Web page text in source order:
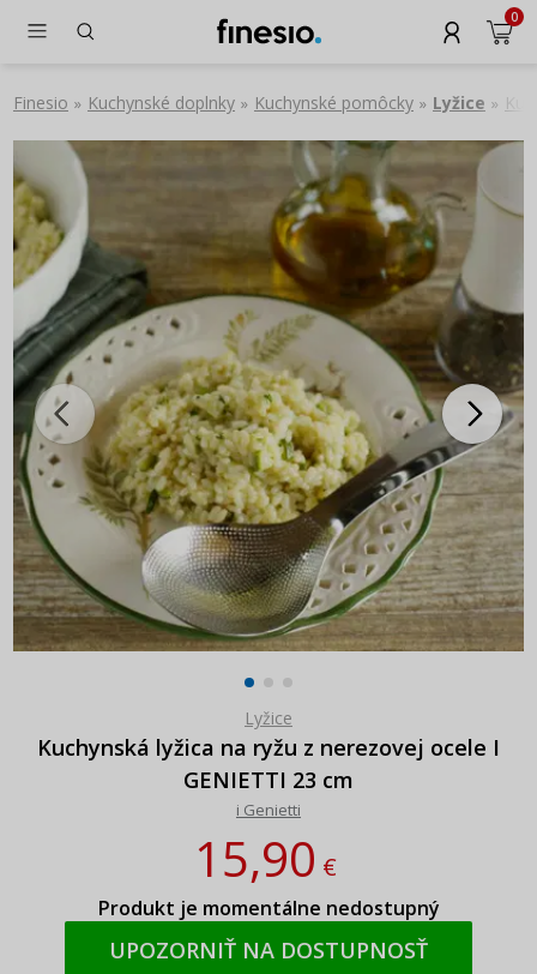
0
Finesio » Kuchynské doplnky » Kuchynské pomôcky » Lyžice »
Lyžice
Kuchynská lyžica na ryžu z nerezovej ocele I
GENIETTI 23 cm
i Genietti
15,90€
Produkt je momentálne nedostupný
UPOZORNIŤ NA DOSTUPNOSŤ